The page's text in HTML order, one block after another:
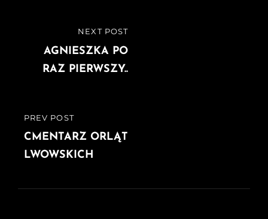
Nawigacja
wpisu
PREVIOUS
POST
PREV POST
CMENTARZ ORLĄT
LWOWSKICH
POST
NEXT POST
AGNIESZKA PO
RAZ PIERWSZY..